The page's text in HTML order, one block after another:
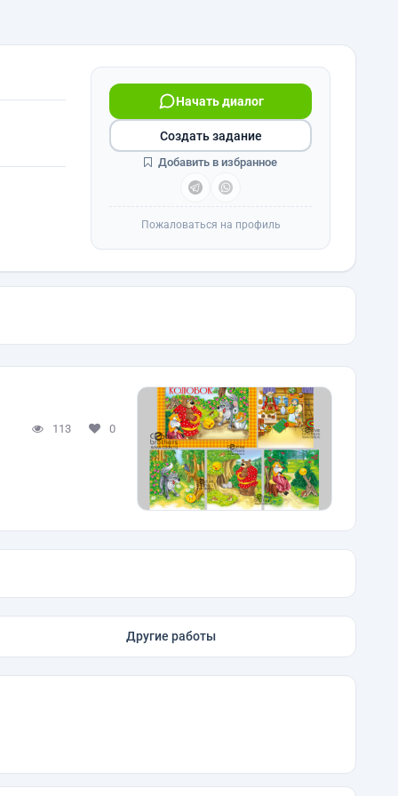
Начать диалог
Создать задание
Добавить в избранное
Пожаловаться на профиль
113 0
Другие работы